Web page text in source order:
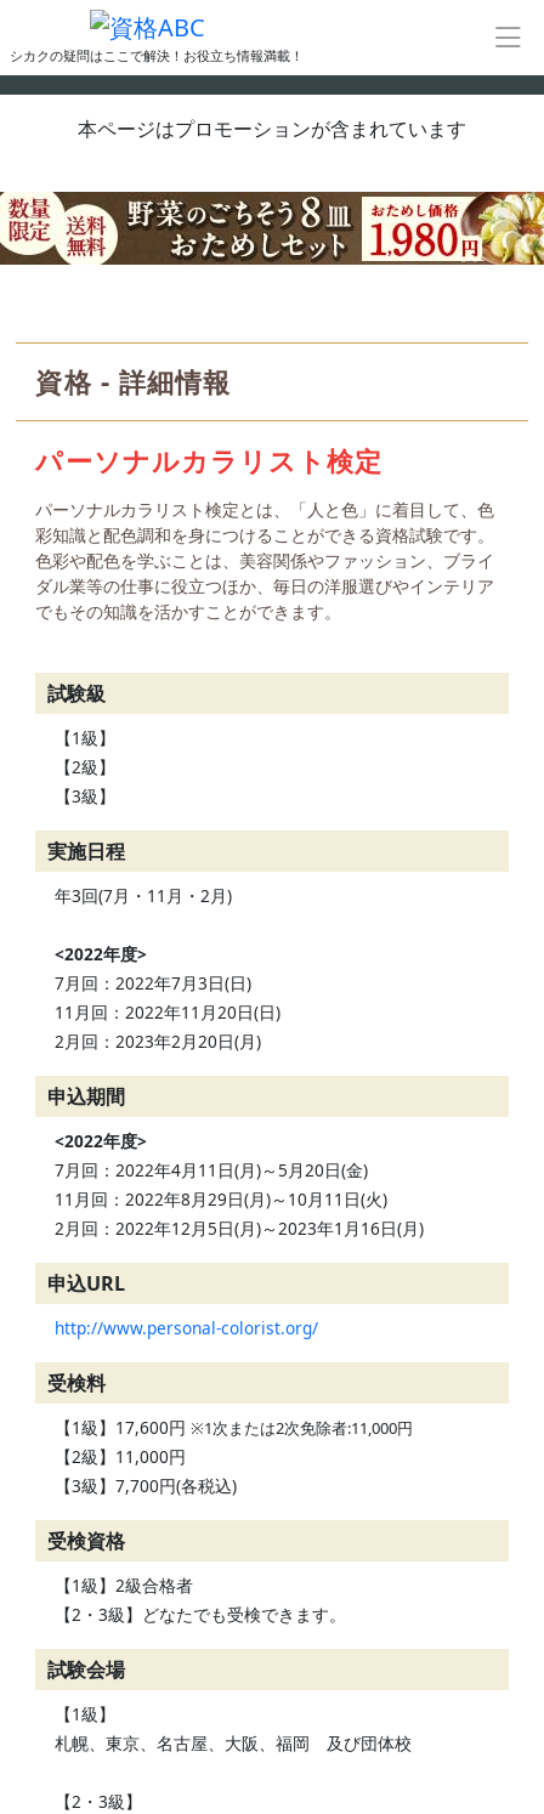
シカクの疑問はここで解決！お役立ち情報満載！
本ページはプロモーションが含まれています
資格 - 詳細情報
パーソナルカラリスト検定
パーソナルカラリスト検定とは、「人と色」に着目して、色
彩知識と配色調和を身につけることができる資格試験です。
色彩や配色を学ぶことは、美容関係やファッション、ブライ
ダル業等の仕事に役立つほか、毎日の洋服選びやインテリア
でもその知識を活かすことができます。
試験級
【1級】
【2級】
【3級】
実施日程
年3回(7月・11月・2月)
<2022年度>
7月回：2022年7月3日(日)
11月回：2022年11月20日(日)
2月回：2023年2月20日(月)
申込期間
<2022年度>
7月回：2022年4月11日(月)～5月20日(金)
11月回：2022年8月29日(月)～10月11日(火)
2月回：2022年12月5日(月)～2023年1月16日(月)
申込URL
http://www.personal-colorist.org/
受検料
【1級】17,600円※1次または2次免除者:11,000円
【2級】11,000円
【3級】7,700円(各税込)
受検資格
【1級】2級合格者
【2・3級】どなたでも受検できます。
試験会場
【1級】
札幌、東京、名古屋、大阪、福岡 及び団体校
【2・3級】